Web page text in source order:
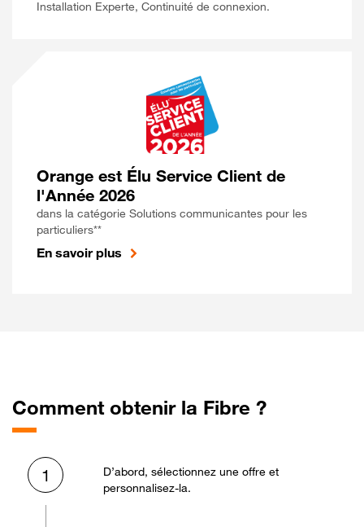
Installation Experte, Continuité de connexion.
Orange est Élu Service Client de
l'Année 2026
dans la catégorie Solutions communicantes pour les
particuliers**
En savoir plus
Comment obtenir la Fibre ?
1
D’abord, sélectionnez une offre et
personnalisez-la.